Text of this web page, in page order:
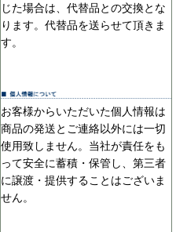
じた場合は、代替品との交換とな
ります。代替品を送らせて頂きま
す。
お客様からいただいた個人情報は
商品の発送とご連絡以外には一切
使用致しません。当社が責任をも
って安全に蓄積・保管し、第三者
に譲渡・提供することはございま
せん。